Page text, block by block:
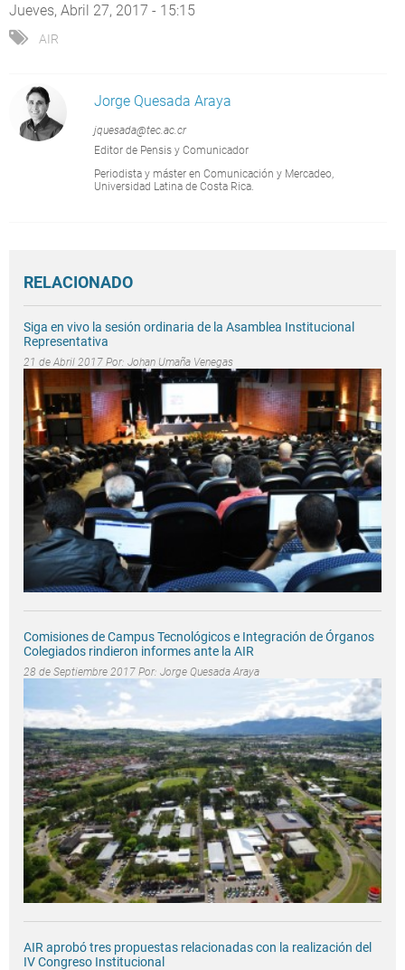
Jueves, Abril 27, 2017 - 15:15
AIR
Jorge Quesada Araya
jquesada@tec.ac.cr
Editor de Pensis y Comunicador
Periodista y máster en Comunicación y Mercadeo,
Universidad Latina de Costa Rica.
RELACIONADO
Siga en vivo la sesión ordinaria de la Asamblea Institucional
Representativa
21 de Abril 2017 Por: Johan Umaña Venegas
Comisiones de Campus Tecnológicos e Integración de Órganos
Colegiados rindieron informes ante la AIR
28 de Septiembre 2017 Por: Jorge Quesada Araya
AIR aprobó tres propuestas relacionadas con la realización del
IV Congreso Institucional